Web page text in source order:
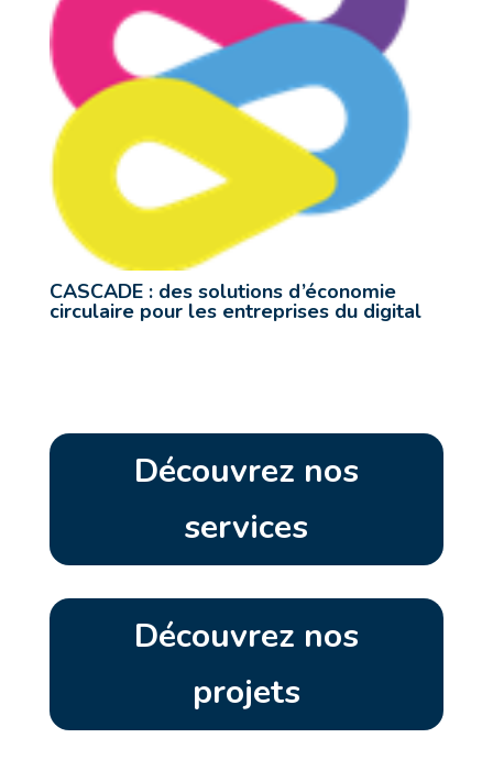
CASCADE : des solutions d’économie
circulaire pour les entreprises du digital
Découvrez nos
services
Découvrez nos
projets